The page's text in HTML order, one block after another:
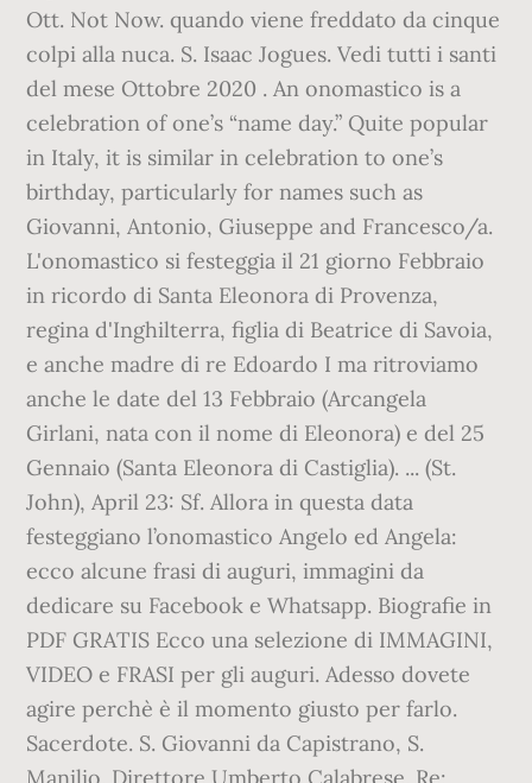
Ott. Not Now. quando viene freddato da cinque
colpi alla nuca. S. Isaac Jogues. Vedi tutti i santi
del mese Ottobre 2020 . An onomastico is a
celebration of one’s “name day.” Quite popular
in Italy, it is similar in celebration to one’s
birthday, particularly for names such as
Giovanni, Antonio, Giuseppe and Francesco/a.
L'onomastico si festeggia il 21 giorno Febbraio
in ricordo di Santa Eleonora di Provenza,
regina d'Inghilterra, figlia di Beatrice di Savoia,
e anche madre di re Edoardo I ma ritroviamo
anche le date del 13 Febbraio (Arcangela
Girlani, nata con il nome di Eleonora) e del 25
Gennaio (Santa Eleonora di Castiglia). ... (St.
John), April 23: Sf. Allora in questa data
festeggiano l’onomastico Angelo ed Angela:
ecco alcune frasi di auguri, immagini da
dedicare su Facebook e Whatsapp. Biografie in
PDF GRATIS Ecco una selezione di IMMAGINI,
VIDEO e FRASI per gli auguri. Adesso dovete
agire perchè è il momento giusto per farlo.
Sacerdote. S. Giovanni da Capistrano, S.